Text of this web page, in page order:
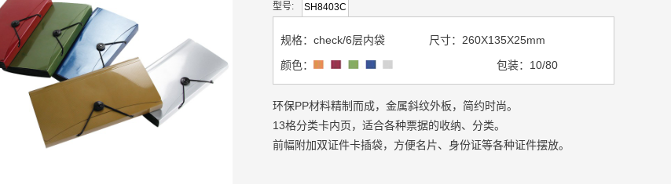
型号: SH8403C
规格：check/6层内袋 尺寸：260X135X25mm
颜色：
包装：10/80
环保PP材料精制而成，金属斜纹外板，简约时尚。
13格分类卡内页，适合各种票据的收纳、分类。
前幅附加双证件卡插袋，方便名片、身份证等各种证件摆放。